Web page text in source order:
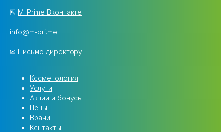
⇱ M-Prime Вконтакте
info@m-pri.me
✉ Письмо директору
Косметология
Услуги
Акции и бонусы
Цены
Врачи
Контакты